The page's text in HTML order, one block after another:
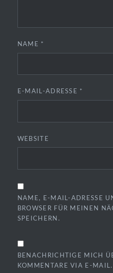
NAME *
E-MAIL-ADRESSE *
WEBSITE
NAME, E-MAIL-ADRESSE
BROWSER FÜR MEINEN
SPEICHERN.
BENACHRICHTIGE MICH
KOMMENTARE VIA E-MAIL.